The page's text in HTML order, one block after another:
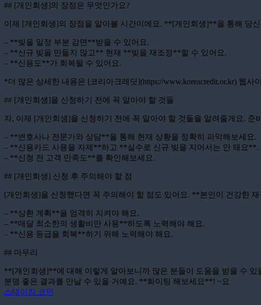
## [개인회생]의 장점은 무엇인가요?
이제 [개인회생]의 장점을 알아볼 시간이에요. **[개인회생]**을 통해 당
– **빚을 일정 부분 감면**받을 수 있어요.
– **신규 빚을 만들지 않고** 현재 **빚을 재조정**할 수 있어요.
– **신용도**가 회복될 수 있어요.
*더 많은 상세한 내용은 [코리아크레딧](https://www.koreacredit.or.kr) 웹사
## [개인회생]을 신청하기 전에 꼭 알아야 할 것들
자, 이제 [개인회생]을 신청하기 전에 꼭 알아야 할 것들을 알려줄게요. 준
– **변호사나 전문가와 상담**을 통해 현재 상황을 정확히 파악해보세요.
– **신용카드 사용을 자제**하고 **실수로 신규 빚을 지어서는 안 돼요**.
– **신청 전 고객 만족도**를 확인해보세요.
## [개인회생] 신청 후 주의해야 할 점
[개인회생]을 신청했다면 꼭 주의해야 할 점도 있어요. **본인이 건강한
– **상환 계획**을 엄격히 지켜야 해요.
– **매달 최소한의 생활비만 사용**하도록 노력해야 해요.
– **신용 등급을 회복**하기 위해 노력해야 해요.
## 마무리
**[개인회생]**에 대해 이렇게 알아보니까 많은 분들이 도움을 받을 수
분명 좋은 결과를 만날 수 있을 거예요. **화이팅 해보세요**! ~요
스테이킹 코인